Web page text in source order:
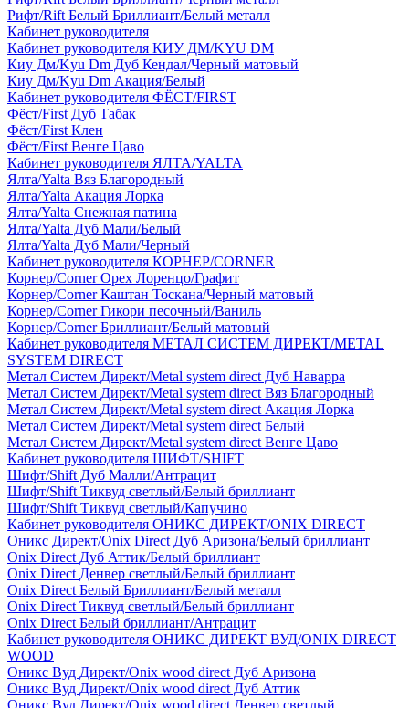
Рифт/Rift Белый Бриллиант/Белый металл
Кабинет руководителя
Кабинет руководителя КИУ ДМ/KYU DM
Киу Дм/Kyu Dm Дуб Кендал/Черный матовый
Киу Дм/Kyu Dm Акация/Белый
Кабинет руководителя ФЁСТ/FIRST
Фёст/First Дуб Табак
Фёст/First Клен
Фёст/First Венге Цаво
Кабинет руководителя ЯЛТА/YALTA
Ялта/Yalta Вяз Благородный
Ялта/Yalta Акация Лорка
Ялта/Yalta Снежная патина
Ялта/Yalta Дуб Мали/Белый
Ялта/Yalta Дуб Мали/Черный
Кабинет руководителя КОРНЕР/CORNER
Корнер/Corner Орех Лоренцо/Графит
Корнер/Corner Каштан Тоскана/Черный матовый
Корнер/Corner Гикори песочный/Ваниль
Корнер/Corner Бриллиант/Белый матовый
Кабинет руководителя МЕТАЛ СИСТЕМ ДИРЕКТ/METAL
SYSTEM DIRECT
Метал Систем Директ/Metal system direct Дуб Наварра
Метал Систем Директ/Metal system direct Вяз Благородный
Метал Систем Директ/Metal system direct Акация Лорка
Метал Систем Директ/Metal system direct Белый
Метал Систем Директ/Metal system direct Венге Цаво
Кабинет руководителя ШИФТ/SHIFT
Шифт/Shift Дуб Малли/Антрацит
Шифт/Shift Тиквуд светлый/Белый бриллиант
Шифт/Shift Тиквуд светлый/Капучино
Кабинет руководителя ОНИКС ДИРЕКТ/ONIX DIRECT
Оникс Директ/Onix Direct Дуб Аризона/Белый бриллиант
Onix Direct Дуб Аттик/Белый бриллиант
Onix Direct Денвер светлый/Белый бриллиант
Onix Direct Белый Бриллиант/Белый металл
Onix Direct Тиквуд светлый/Белый бриллиант
Onix Direct Белый бриллиант/Антрацит
Кабинет руководителя ОНИКС ДИРЕКТ ВУД/ONIX DIRECT
WOOD
Оникс Вуд Директ/Onix wood direct Дуб Аризона
Оникс Вуд Директ/Onix wood direct Дуб Аттик
Оникс Вуд Директ/Onix wood direct Денвер светлый